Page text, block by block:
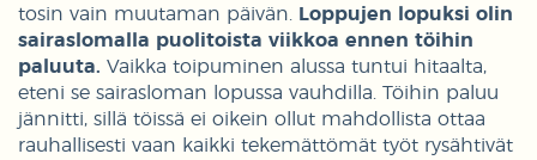
tosin vain muutaman päivän. Loppujen lopuksi olin
sairaslomalla puolitoista viikkoa ennen töihin
paluuta. Vaikka toipuminen alussa tuntui hitaalta,
eteni se sairasloman lopussa vauhdilla. Töihin paluu
jännitti, sillä töissä ei oikein ollut mahdollista ottaa
rauhallisesti vaan kaikki tekemättömät työt rysähtivät